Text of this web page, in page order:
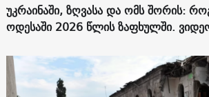
უკრაინაში, ზღვასა და ომს შორის:
ოდესაში 2026 წლის ზაფხულში.